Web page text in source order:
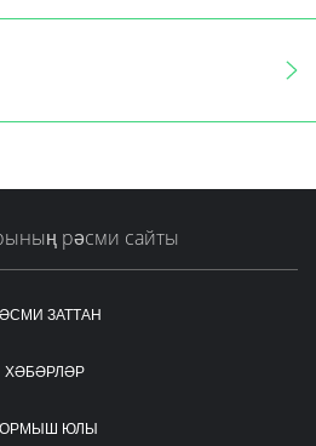
рәсми сайты
ЗАТТАН
ХӘБӘРЛӘР
ЮЛЫ